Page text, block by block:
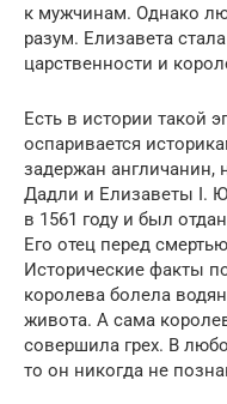
к мужчинам. Однако
разум. Елизавета
царственности и
Есть в истории такой
оспаривается
задержан
Дадли и Елизаветы I.
в 1561 году и был
Его отец перед
Исторические факты
королева болела
живота. А сама
совершила грех. В
то он никогда не